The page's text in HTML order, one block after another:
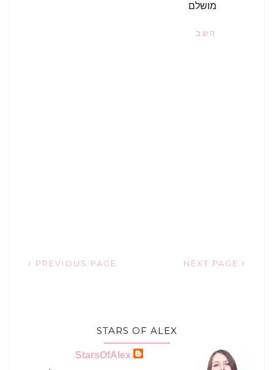
מושלם
השב
PREVIOUS PAGE
STARS OF ALEX
StarsOfAlex